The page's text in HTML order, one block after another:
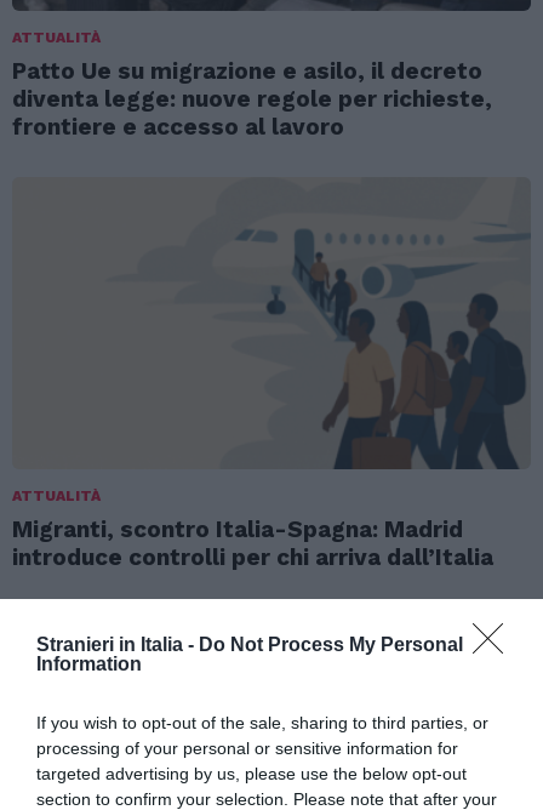
Stranieri in Italia - Do Not Process My Personal
Information
If you wish to opt-out of the sale, sharing to third parties, or
processing of your personal or sensitive information for
targeted advertising by us, please use the below opt-out
section to confirm your selection. Please note that after your
ATTUALITÀ
Patto Ue su migrazione e asilo, il decreto
diventa legge: nuove regole per richieste,
frontiere e accesso al lavoro
ATTUALITÀ
Migranti, scontro Italia-Spagna: Madrid
introduce controlli per chi arriva dall’Italia